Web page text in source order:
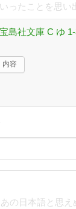
ったことを思い
島社文庫 C ゆ
内容
の日本語と思